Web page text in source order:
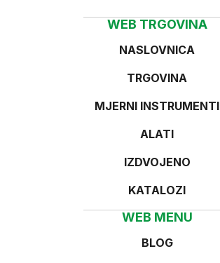
WEB TRGOVINA
NASLOVNICA
TRGOVINA
MJERNI INSTRUMENTI
ALATI
IZDVOJENO
KATALOZI
WEB MENU
BLOG